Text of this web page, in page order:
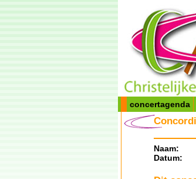
concertagenda
Naam:
Datum: